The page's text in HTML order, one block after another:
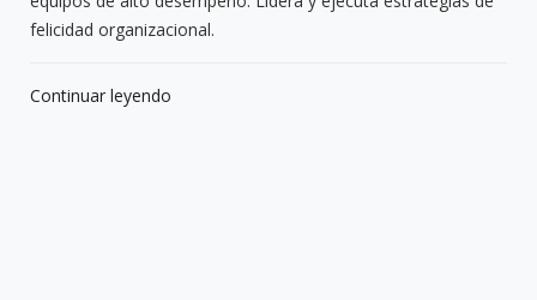
felicidad organizacional.
Continuar leyendo